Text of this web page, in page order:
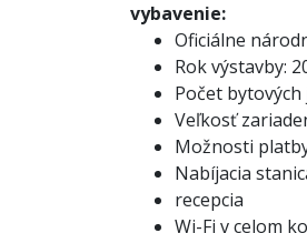
vybavenie:
Oficiálne
Rok výstavby:
Počet
Veľkosť
Možnosti
Nabíjacia
recepcia
Wi-Fi v celom